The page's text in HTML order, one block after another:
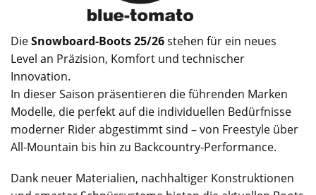
DieSnowboard-Boots 25/26stehen für ein neues
Level an Präzision, Komfort und technischer
Innovation.
In dieser Saison präsentieren die führenden Marken
Modelle, die perfekt auf die individuellen Bedürfnisse
moderner Rider abgestimmt sind – von Freestyle über
All-Mountain bis hin zu Backcountry-Performance.
Dank neuer Materialien, nachhaltiger Konstruktionen